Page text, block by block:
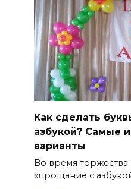
Как сделать
азбукой? Самые
варианты
Во время
«прощание с